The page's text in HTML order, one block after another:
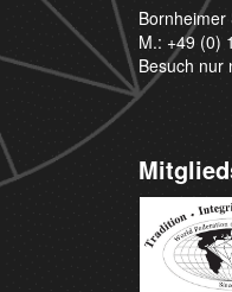
M.: +49 (0)
Besuch nur